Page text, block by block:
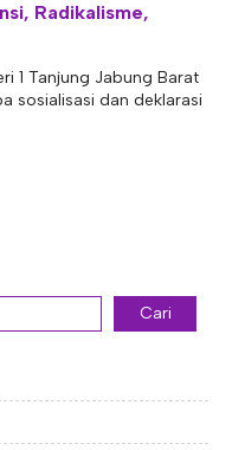
Radikalisme,
1 Tanjung Jabung Barat
sosialisasi dan deklarasi
Cari